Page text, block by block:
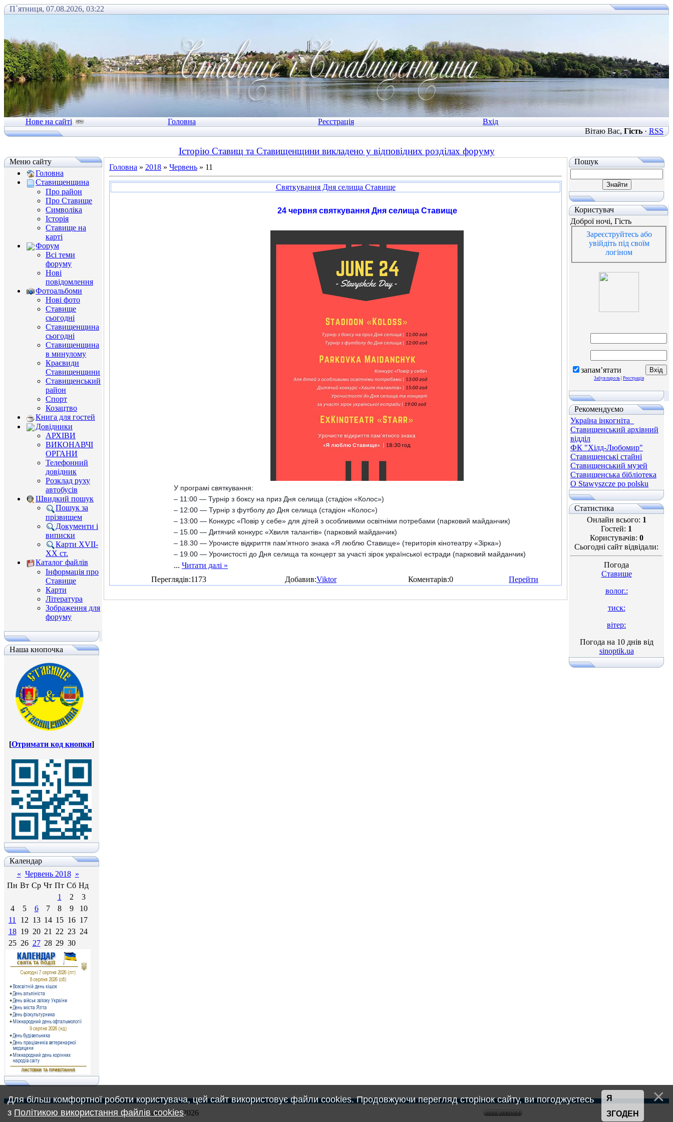
П`ятниця, 07.08.2026, 03:22
Нове на сайті Головна Реєстрація
Вхід
Вітаю Вас, Гість· RSS
Історію Ставищ та Ставищенщини викладено у відповідних розділах форуму
Меню сайту
Головна
Ставищенщина
Про район
Про Ставище
Символіка
Історія
Ставище на
карті
Форум
Всі теми
форуму
Нові
повідомлення
Фотоальбоми
Нові фото
Ставище
сьогодні
Ставищенщина
сьогодні
Ставищенщина
в минулому
Краєвиди
Ставищенщини
Ставищенський
район
Спорт
Козацтво
Книга для гостей
Довідники
АРХІВИ
ВИКОНАВЧІ
ОРГАНИ
Телефонний
довідник
Розклад руху
автобусів
Швидкий пошук
Пошук за
прізвищем
Документи і
виписки
Карти XVII-
XX ст.
Каталог файлів
Інформація про
Ставище
Карти
Література
Зображення для
форуму
Наша кнопочка
[Отримати код кнопки]
Календар
« Червень 2018 »
Пн Вт Ср Чт Пт Сб Нд
1
2
3
4
5 6 7 8 9
10
11
12 13 14 15 16 17
18 19 20 21 22 23 24
25 26 27 28 29 30
Головна » 2018 » Червень » 11
Святкування Дня селища Ставище
24 червня святкування Дня селища Ставище
У програмі святкування:
– 11:00 — Турнір з боксу на приз Дня селища (стадіон «Колос»)
– 12:00 — Турнір з футболу до Дня селища (стадіон «Колос»)
– 13:00 — Конкурс «Повір у себе» для дітей з особливими освітніми потребами (парковий майданчик)
– 15.00 — Дитячий конкурс «Хвиля талантів» (парковий майданчик)
– 18.30 — Урочисте відкриття пам’ятного знака «Я люблю Ставище» (територія кінотеатру «Зірка»)
– 19.00 — Урочистості до Дня селища та концерт за участі зірок української естради (парковий майданчик)
... Читати далі »
Переглядів:1173
Добавив:Viktor Коментарів:0 Перейти
Пошук
Користувач
Доброї ночі, Гість
Зареєструйтесь або
увійдіть під своїм
логіном
запам’ятати
Забув пароль Реєстрація
Рекомендуємо
Україна інкогніта_
Ставищенський архівний
відділ
ФК "Хілд-Любомир"
Ставищенські стайні
Ставищенський музей
Ставищенська бібліотека
O Stawyszcze po polsku
Статистика
Онлайн всього: 1
Гостей: 1
Користувачів: 0
Сьогодні сайт відвідали:
Погода
Ставище
волог.:
тиск:
вітер:
Погода на 10 днів від
sinoptik.ua
Ставище © 2026
Для більш комфортної роботи користувача, цей сайт використовує файли cookies. Продовжуючи перегляд сторінок сайту, ви погоджуєтесь
з Політикою використання файлів cookies.
Я
ЗГОДЕН